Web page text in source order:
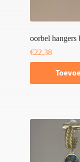
oorbel hangers
€22,38